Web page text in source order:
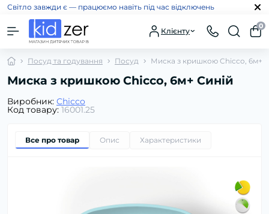
Світло завжди є — працюємо навіть під час відключень
Клієнту
0
Посуд та годування Посуд Миска з кришкою Chicco, 6м+
Миска з кришкою Chicco, 6м+ Синій
Виробник: Chicco
Код товару: 16001.25
Все про товар Опис Характеристики